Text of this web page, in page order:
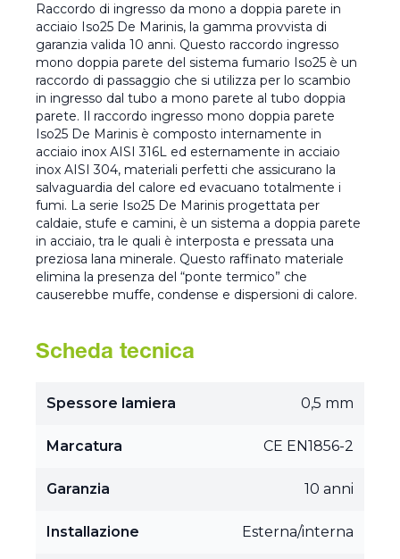
Raccordo di ingresso da mono a doppia parete in
acciaio Iso25 De Marinis, la gamma provvista di
garanzia valida 10 anni. Questo raccordo ingresso
mono doppia parete del sistema fumario Iso25 è un
raccordo di passaggio che si utilizza per lo scambio
in ingresso dal tubo a mono parete al tubo doppia
parete. Il raccordo ingresso mono doppia parete
Iso25 De Marinis è composto internamente in
acciaio inox AISI 316L ed esternamente in acciaio
inox AISI 304, materiali perfetti che assicurano la
salvaguardia del calore ed evacuano totalmente i
fumi. La serie Iso25 De Marinis progettata per
caldaie, stufe e camini, è un sistema a doppia parete
in acciaio, tra le quali è interposta e pressata una
preziosa lana minerale. Questo raffinato materiale
elimina la presenza del “ponte termico” che
causerebbe muffe, condense e dispersioni di calore.
Scheda tecnica
Spessore lamiera 0,5 mm
Marcatura CE EN1856-2
Garanzia 10 anni
Installazione Esterna/interna